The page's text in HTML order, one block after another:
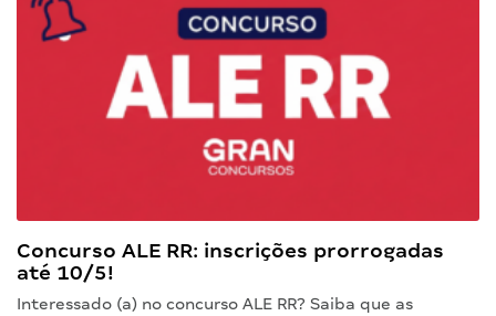
Concurso ALE RR: inscrições prorrogadas
até 10/5!
Interessado (a) no concurso ALE RR? Saiba que as